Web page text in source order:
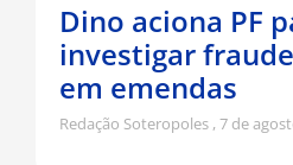
Dino aciona PF
investigar
em emendas
Redação Soteropoles 7 de